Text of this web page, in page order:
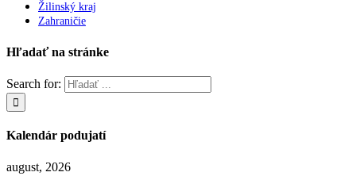
Žilinský kraj
Zahraničie
Hľadať na stránke
Search for:
Kalendár podujatí
august, 2026